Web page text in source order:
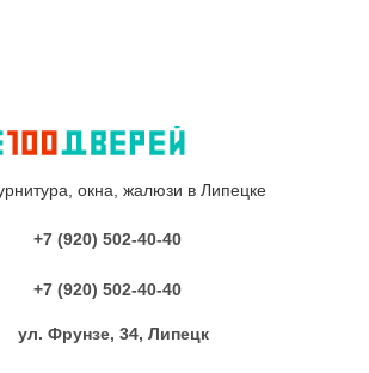
окна, жалюзи в Липецке
+7 (920) 502-40-40
+7 (920) 502-40-40
ул. Фрунзе, 34, Липецк